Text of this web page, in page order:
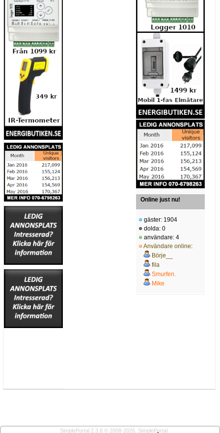
Online just nu!
gäster: 1904
dolda: 0
användare: 4
Användare online:
Börje__
fila
Smurfen.
Mike
SimplePortal 2.3.8 © 2008-2026, SimplePortal